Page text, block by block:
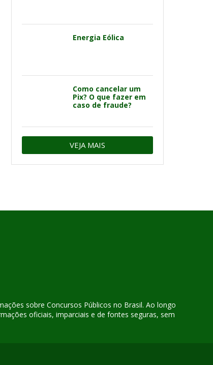
Energia Eólica
Como cancelar um
Pix? O que fazer em
caso de fraude?
VEJA MAIS
sobre Concursos Públicos no Brasil. Ao longo
oficiais, imparciais e de fontes seguras, sem